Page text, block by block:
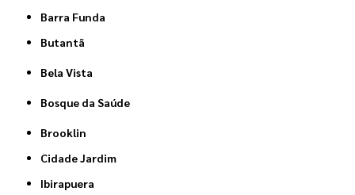
Barra Funda
Butantã
Bela Vista
Bosque da Saúde
Brooklin
Cidade Jardim
Ibirapuera